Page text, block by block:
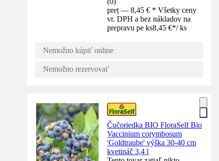
preț — 8,45 € * Všetky ceny
vr. DPH a bez nákladov na
prepravu pe ks8,45 €*/ ks
Nemožno kúpiť online
Nemožno rezervovať
Čučoriedka BIO FloraSelf Bio
Vaccinium corymbosum
'Goldtraube' výška 30-40 cm
kvetináč 3,4 l